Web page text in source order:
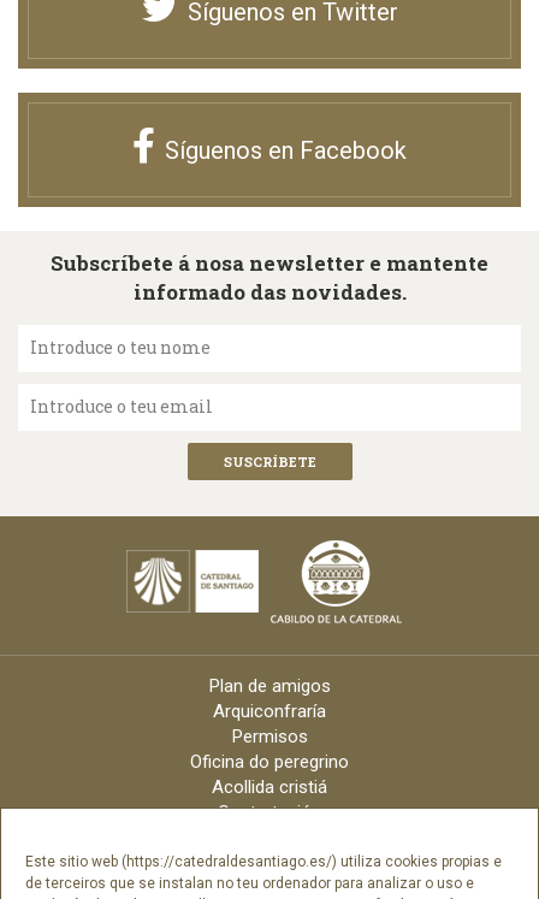
Este sitio web (https://catedraldesantiago.es/) utiliza cookies propias e
de terceiros que se instalan no teu ordenador para analizar o uso e
Síguenos en Twitter
Síguenos en Facebook
Subscríbete á nosa newsletter e mantente
informado das novidades.
Introduce o teu nome
Introduce o teu email
Plan de amigos
Arquiconfraría
Permisos
Oficina do peregrino
Acollida cristiá
Contratación
Arquidiócese
Créditos